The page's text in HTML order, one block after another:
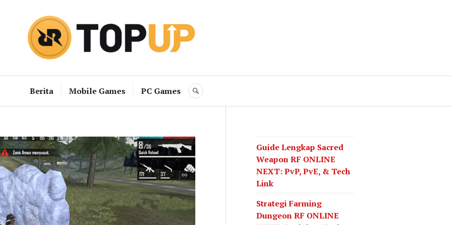
RRQ Topup Blog
Berita Mobile Games PC Games SEARCH
Guide Lengkap Sacred
Weapon RF ONLINE
NEXT: PvP, PvE, & Tech
Link
Strategi Farming
Dungeon RF ONLINE